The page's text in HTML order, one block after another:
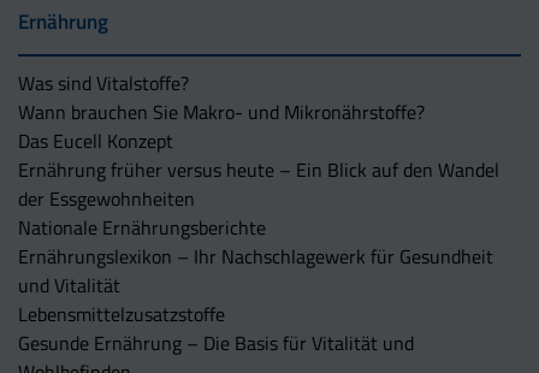
Ernährung
Was sind Vitalstoffe?
Wann brauchen Sie Makro- und Mikronährstoffe?
Das Eucell Konzept
Ernährung früher versus heute – Ein Blick auf den Wandel
der Essgewohnheiten
Nationale Ernährungsberichte
Ernährungslexikon – Ihr Nachschlagewerk für Gesundheit
und Vitalität
Lebensmittelzusatzstoffe
Gesunde Ernährung – Die Basis für Vitalität und